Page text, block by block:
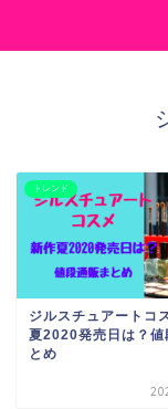
トレンド
ジルスチュアートコ
夏2020発売日は？値
とめ